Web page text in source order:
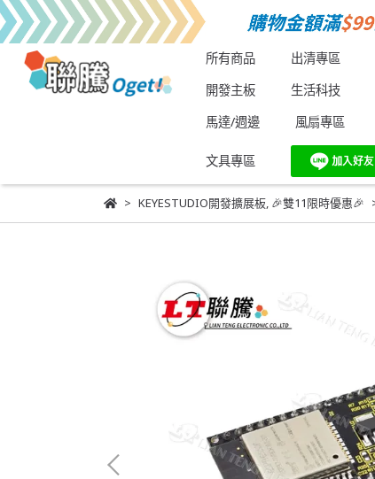
所有商品 出清專區
開發主板
生活科技
馬達/週邊
風扇專區
文具專區
KEYESTUDIO開發擴展板, 🎉雙11限時優惠🎉